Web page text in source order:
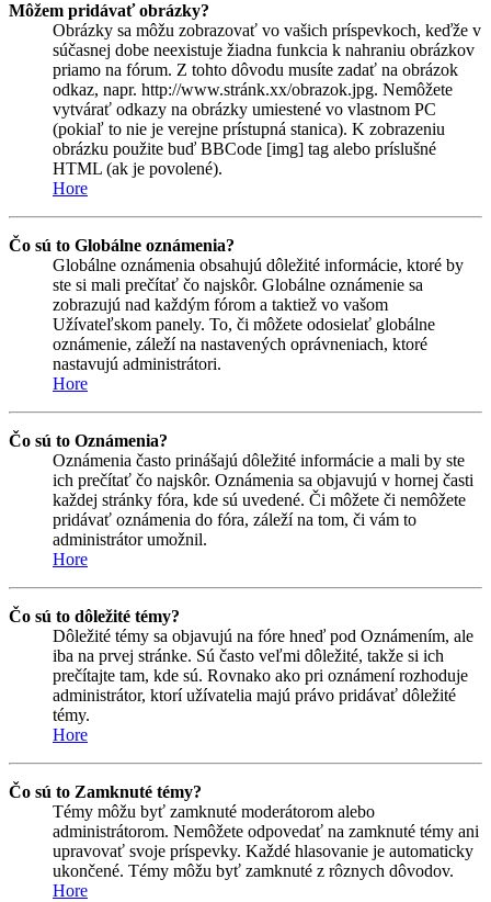
Môžem pridávať obrázky?
Obrázky sa môžu zobrazovať vo vašich príspevkoch, keďže v
súčasnej dobe neexistuje žiadna funkcia k nahraniu obrázkov
priamo na fórum. Z tohto dôvodu musíte zadať na obrázok
odkaz, napr. http://www.stránk.xx/obrazok.jpg. Nemôžete
vytvárať odkazy na obrázky umiestené vo vlastnom PC
(pokiaľ to nie je verejne prístupná stanica). K zobrazeniu
obrázku použite buď BBCode [img] tag alebo príslušné
HTML (ak je povolené).
Hore
Čo sú to Globálne oznámenia?
Globálne oznámenia obsahujú dôležité informácie, ktoré by
ste si mali prečítať čo najskôr. Globálne oznámenie sa
zobrazujú nad každým fórom a taktiež vo vašom
Užívateľskom panely. To, či môžete odosielať globálne
oznámenie, záleží na nastavených oprávneniach, ktoré
nastavujú administrátori.
Hore
Čo sú to Oznámenia?
Oznámenia často prinášajú dôležité informácie a mali by ste
ich prečítať čo najskôr. Oznámenia sa objavujú v hornej časti
každej stránky fóra, kde sú uvedené. Či môžete či nemôžete
pridávať oznámenia do fóra, záleží na tom, či vám to
administrátor umožnil.
Hore
Čo sú to dôležité témy?
Dôležité témy sa objavujú na fóre hneď pod Oznámením, ale
iba na prvej stránke. Sú často veľmi dôležité, takže si ich
prečítajte tam, kde sú. Rovnako ako pri oznámení rozhoduje
administrátor, ktorí užívatelia majú právo pridávať dôležité
témy.
Hore
Čo sú to Zamknuté témy?
Témy môžu byť zamknuté moderátorom alebo
administrátorom. Nemôžete odpovedať na zamknuté témy ani
upravovať svoje príspevky. Každé hlasovanie je automaticky
ukončené. Témy môžu byť zamknuté z rôznych dôvodov.
Hore